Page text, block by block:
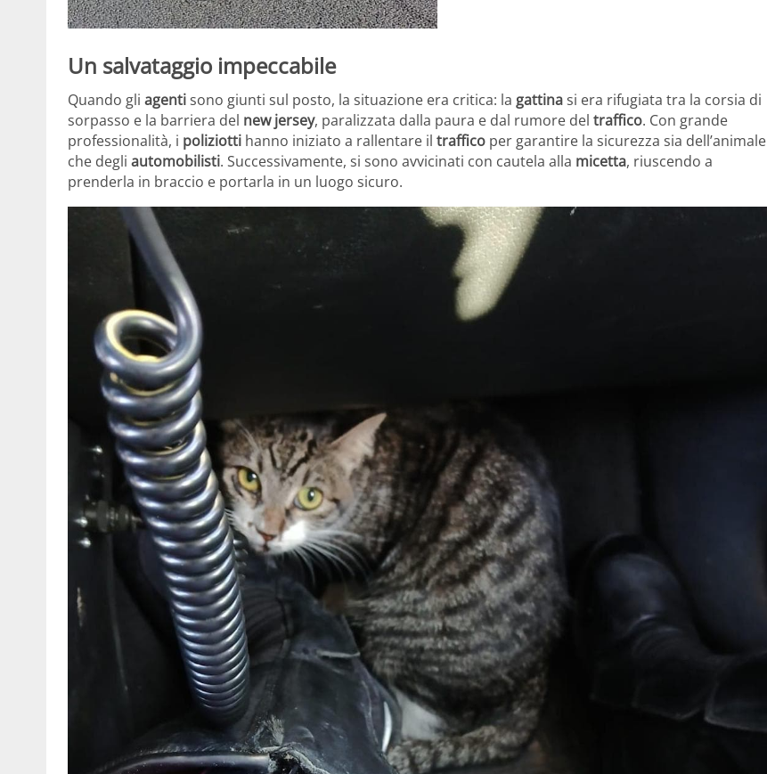
Un salvataggio impeccabile
Quando gli agentisono giunti sul posto, la situazione era critica: la gattinasi era rifugiata tra la corsia di
sorpasso e la barriera del new jersey, paralizzata dalla paura e dal rumore del traffico. Con grande
professionalità, i poliziotti hanno iniziato a rallentare il traffico per garantire la sicurezza sia dell’animale
che degli automobilisti. Successivamente, si sono avvicinati con cautela alla micetta, riuscendo a
prenderla in braccio e portarla in un luogo sicuro.